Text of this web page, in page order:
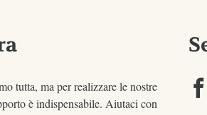
tutta, ma per realizzare le nostre
è indispensabile. Aiutaci con